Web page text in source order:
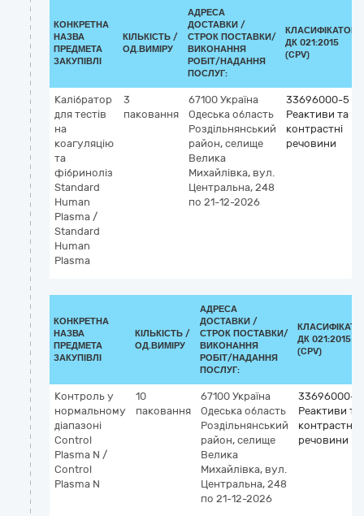
КОНКРЕТНА
НАЗВА
ПРЕДМЕТА
ЗАКУПІВЛІ
КІЛЬКІСТЬ /
ОД.ВИМІРУ
АДРЕСА
ДОСТАВКИ /
СТРОК ПОСТАВКИ/
ВИКОНАННЯ
РОБІТ/НАДАННЯ
ПОСЛУГ:
КЛАСИФІКАТОР
ДК 021:2015
(CPV)
Калібратор
для тестів
на
коагуляцію
та
фібриноліз
Standard
Human
Plasma /
Standard
Human
Plasma
3
паковання
67100 Україна
Одеська область
Роздільнянський
район, селище
Велика
Михайлівка, вул.
Центральна, 248
по 21-12-2026
33696000-5
Реактиви та
контрастні
речовини
КОНКРЕТНА
НАЗВА
ПРЕДМЕТА
ЗАКУПІВЛІ
КІЛЬКІСТЬ /
ОД.ВИМІРУ
АДРЕСА
ДОСТАВКИ /
СТРОК ПОСТАВКИ/
ВИКОНАННЯ
РОБІТ/НАДАННЯ
ПОСЛУГ:
ДК 021:2015
(CPV)
Контроль у
нормальному
діапазоні
Control
Plasma N /
Control
Plasma N
10
паковання
67100 Україна
Одеська область
Роздільнянський
район, селище
Велика
Михайлівка, вул.
Центральна, 248
по 21-12-2026
33696000-5
Реактиви та
контрастні
речовини